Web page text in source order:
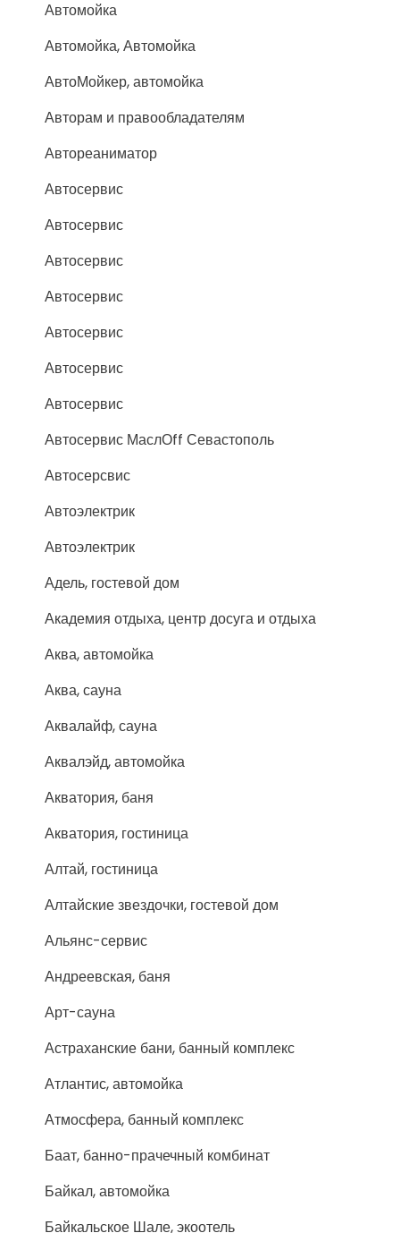
Автомойка
Автомойка, Автомойка
АвтоМойкер, автомойка
Авторам и правообладателям
Автореаниматор
Автосервис
Автосервис
Автосервис
Автосервис
Автосервис
Автосервис
Автосервис
Автосервис МаслОff Севастополь
Автосерсвис
Автоэлектрик
Автоэлектрик
Адель, гостевой дом
Академия отдыха, центр досуга и отдыха
Аква, автомойка
Аква, сауна
Аквалайф, сауна
Аквалэйд, автомойка
Акватория, баня
Акватория, гостиница
Алтай, гостиница
Алтайские звездочки, гостевой дом
Альянс-сервис
Андреевская, баня
Арт-сауна
Астраханские бани, банный комплекс
Атлантис, автомойка
Атмосфера, банный комплекс
Баат, банно-прачечный комбинат
Байкал, автомойка
Байкальское Шале, экоотель